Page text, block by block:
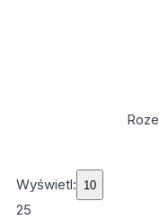
Wyświetl:
25